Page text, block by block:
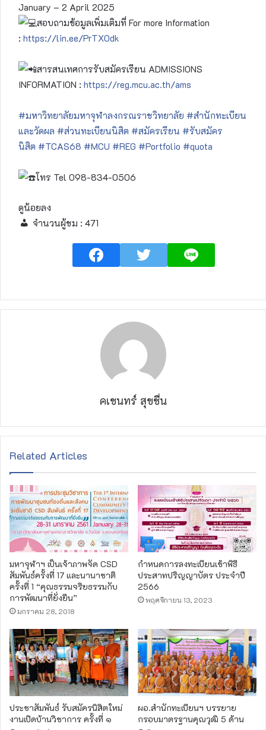
January – 2 April 2025
สอบถามข้อมูลเพิ่มเติมที่ For more Information
: https://lin.ee/PrTX0dk
สารสนเทศการรับสมัครเรียน ADMISSIONS
INFORMATION : https://reg.mcu.ac.th/ams
#มหาวิทยาลัยมหาจุฬาลงกรณราชวิทยาลัย #สำนักทะเบียน
และวัดผล #ส่วนทะเบียนนิสิต #สมัครเรียน #รับสมัคร
นิสิต #TCAS68 #MCU #REG #Portfolio #quota
โทร Tel 098-834-0506
ดูน้อยลง
จำนวนผู้ชม : 471
คเชนทร์ สุขชื่น
Related Articles
มหาจุฬาฯ เป็นเจ้าภาพจัด CSD
สัมพันธ์ครั้งที่ 17 และนานาชาติ
ครั้งที่ 1 “คุณธรรมจริยธรรมกับ
การพัฒนาที่ยั่งยืน”
มกราคม 28, 2018
กำหนดการลงทะเบียนเข้าพิธี
ประสาทปริญญาบัตร ประจำปี
2566
พฤศจิกายน 13, 2023
ประชาสัมพันธ์ รับสมัครนิสิตใหม่
งานเปิดบ้านวิชาการ ครั้งที่ ๑
ผอ.สำนักทะเบียนฯ บรรยาย
กรอบมาตรฐานคุณวุฒิ 5 ด้าน